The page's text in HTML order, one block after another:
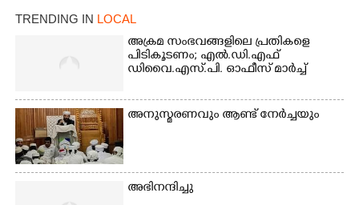
TRENDING IN LOCAL
അക്രമ സംഭവങ്ങളിലെ പ്രതികളെ
പിടികൂടണം; എൽ.ഡി.എഫ്
ഡിവൈ.എസ്.പി. ഓഫീസ് മാർച്ച്
അനുസ്മരണവും ആണ്ട് നേർച്ചയും
അഭിനന്ദിച്ചു